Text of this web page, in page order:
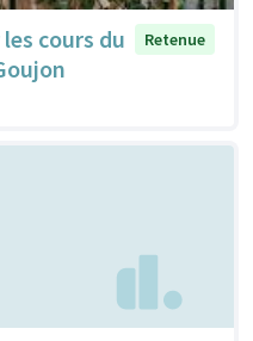
cours du
Retenue